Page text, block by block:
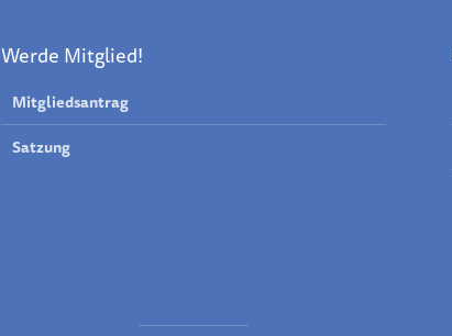
Werde Mitglied!
Mitgliedsantrag
Satzung